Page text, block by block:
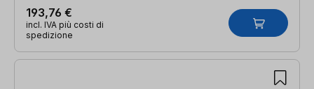
193,76 €
incl. IVA più costi di
spedizione